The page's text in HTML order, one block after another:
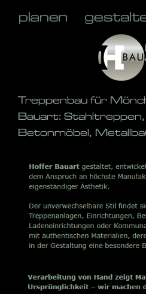
Treppenbau für
Bauart:
Betonmöbel,